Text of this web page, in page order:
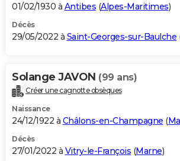
01/02/1930 à Antibes (Alpes-Maritimes)
Décès
29/05/2022 à Saint-Georges-sur-Baulche
Solange JAVON (99 ans)
Créer une cagnotte obsèques
Naissance
24/12/1922 à Châlons-en-Champagne (
Décès
27/01/2022 à Vitry-le-François (Marne)